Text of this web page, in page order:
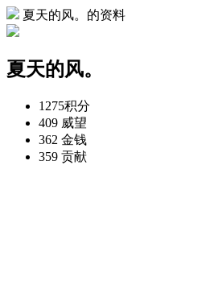
夏天的风。的资料
夏天的风。
1275积分
409 威望
362 金钱
359 贡献